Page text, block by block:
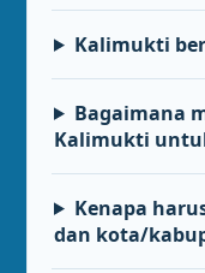
Kalimukti
Bagaimana
Kalimukti
Kenapa
dan kota/